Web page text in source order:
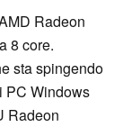
Radeon
8 core.
sta spingendo
PC Windows
Radeon